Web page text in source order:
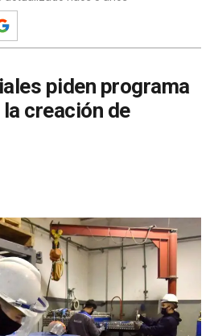
piden programa
creación de